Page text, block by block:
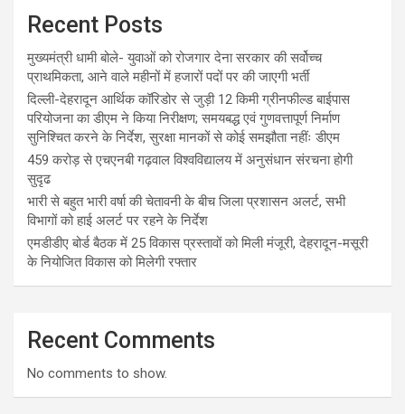
Recent Posts
मुख्यमंत्री धामी बोले- युवाओं को रोजगार देना सरकार की सर्वोच्च
प्राथमिकता, आने वाले महीनों में हजारों पदों पर की जाएगी भर्ती
दिल्ली-देहरादून आर्थिक कॉरिडोर से जुड़ी 12 किमी ग्रीनफील्ड बाईपास
परियोजना का डीएम ने किया निरीक्षण; समयबद्ध एवं गुणवत्तापूर्ण निर्माण
सुनिश्चित करने के निर्देश, सुरक्षा मानकों से कोई समझौता नहींः डीएम
459 करोड़ से एचएनबी गढ़वाल विश्वविद्यालय में अनुसंधान संरचना होगी
सुदृढ
भारी से बहुत भारी वर्षा की चेतावनी के बीच जिला प्रशासन अलर्ट, सभी
विभागों को हाई अलर्ट पर रहने के निर्देश
एमडीडीए बोर्ड बैठक में 25 विकास प्रस्तावों को मिली मंजूरी, देहरादून-मसूरी
के नियोजित विकास को मिलेगी रफ्तार
Recent Comments
No comments to show.